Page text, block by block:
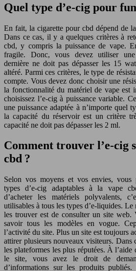
Quel type d’e-cig pour
En fait, la cigarette pour cbd dépend de
Dans ce cas, il y a quelques critères à
cbd, y compris la puissance de vape.
fragile. Donc, vous devez utiliser
dernière ne doit pas dépasser les 15
altéré. Parmi ces critères, le type de
compte. Vous devez donc choisir une
la fonctionnalité du matériel de vape est
choisissez l’e-cig à puissance variable.
une puissance adaptée à n’importe quel
la capacité du réservoir est un critère
capacité ne doit pas dépasser les 2 ml.
Comment trouver l’e-cig
cbd ?
Selon vos moyens et vos envies, vous
types d’e-cig adaptables à la vape
d’acheter les matériels polyvalents,
utilisables à tous les types d’e-liquides.
les trouver est de consulter un site web.
savoir tous les modèles en vogue.
l’activité du site. Plus un site est toujours
attirer plusieurs nouveaux visiteurs. Dans
les plateformes les plus réputées. À l’aide
le site, vous avez le droit de
d’informations sur les produits